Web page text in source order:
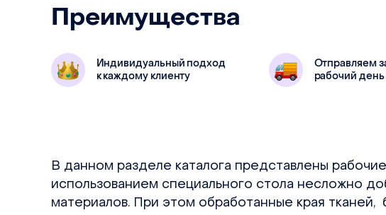
Преимущества
Индивидуальный подход
к каждому клиенту
Отправляем
рабочий
В данном разделе каталога представлены
использованием специального стола несложно
материалов. При этом обработанные края тканей,